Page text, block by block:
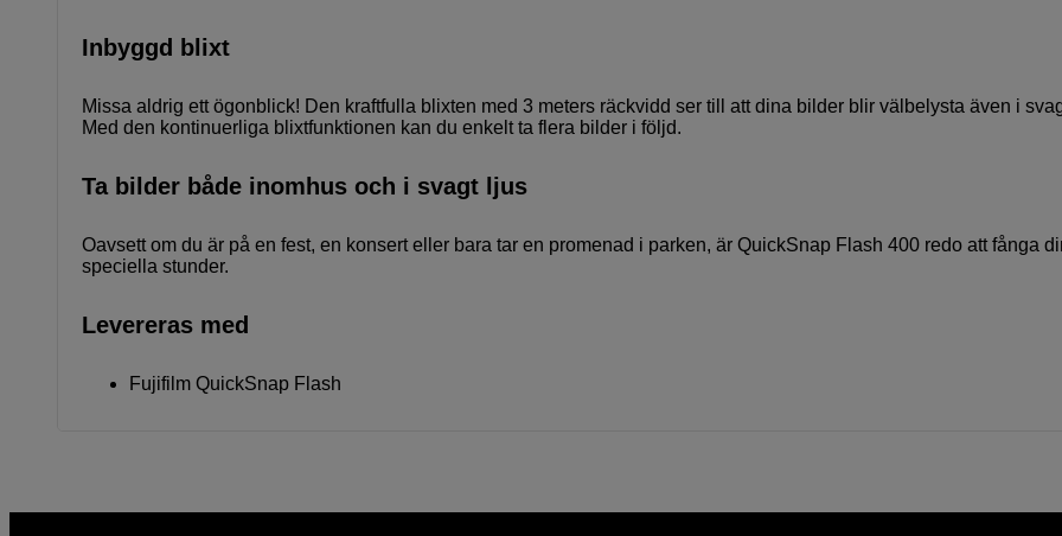
Inbyggd blixt
Missa aldrig ett ögonblick! Den kraftfulla blixten med 3 meters räckvidd ser till att dina bilder blir välbelysta även i
Med den kontinuerliga blixtfunktionen kan du enkelt ta flera bilder i följd.
Ta bilder både inomhus och i svagt ljus
Oavsett om du är på en fest, en konsert eller bara tar en promenad i parken, är QuickSnap Flash 400 redo att fånga
speciella stunder.
Levereras med
Fujifilm QuickSnap Flash